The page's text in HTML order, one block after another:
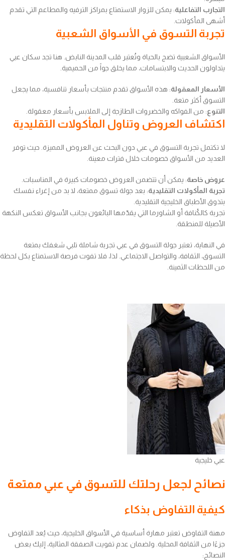
التجارب التفاعلية: يمكن للزوار الاستمتاع بمراكز الترفيه والمطاعم التي تقدم
أشهى المأكولات.
تجربة التسوق في الأسواق الشعبية
الأسواق الشعبية تضج بالحياة وتُعتبر قلب المدينة النابض. هنا تجد سكان عبي
يتداولون الحديث والابتسامات، مما يخلق جواً من الحميمية.
الأسعار المعقولة: هذه الأسواق تقدم منتجات بأسعار تنافسية، مما يجعل
التسوق أكثر متعة.
التنوع: من الفواكه والخضروات الطازجة إلى الملابس بأسعار معقولة.
اكتشاف العروض وتناول المأكولات التقليدية
لا تكتمل تجربة التسوق في عبي دون البحث عن العروض المميزة. حيث توفر
العديد من الأسواق خصومات خلال فترات معينة.
عروض خاصة: يمكن أن تتضمن العروض خصومات كبيرة في المناسبات.
تجربة المأكولات التقليدية: بعد جولة تسوق ممتعة، لا بد من إغراء نفسك
بتذوق الأطباق الخليجية التقليدية.
تجربة كالكُنافة أو الشاورما التي يقدّمها البائعون بجانب الأسواق تعكس النكهة
الأصيلة للمنطقة.
في النهاية، تعتبر جولة التسوق في عبي تجربة شاملة تلبي شغفك بمتعة
التسوق، الثقافة، والتواصل الاجتماعي. لذا، فلا تفوت فرصة الاستمتاع بكل لحظة
من اللحظات الثمينة.
عبي خليجية
نصائح لجعل رحلتك للتسوق في عبي ممتعة
كيفية التفاوض بذكاء
مهنة التفاوض تعتبر مهارة أساسية في الأسواق الخليجية، حيث يُعد التفاوض
جزءًا من الثقافة المحلية. ولضمان عدم تفويت الصفقة المثالية، إليك بعض
النصائح: